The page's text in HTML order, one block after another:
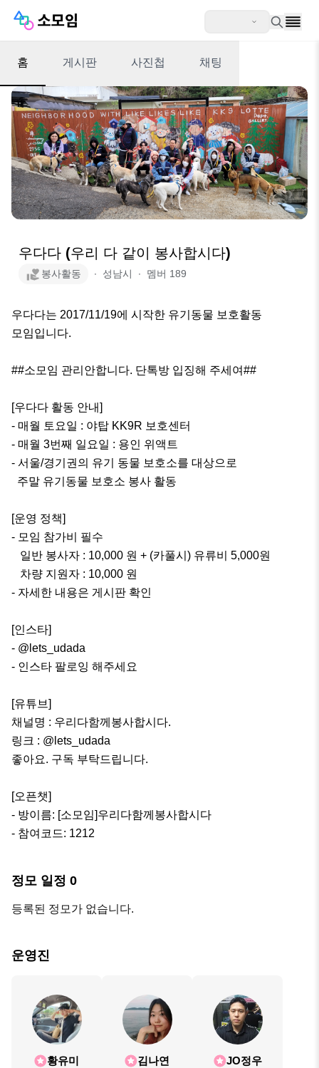
홈 게시판 사진첩 채팅
우다다 (우리 다 같이 봉사합시다)
봉사활동 ∙ 성남시 ∙ 멤버 189
우다다는 2017/11/19에 시작한 유기동물 보호활동
모임입니다.
##소모임 관리안합니다. 단톡방 입징해 주세여##
[우다다 활동 안내]
- 매월 토요일 : 야탑 KK9R 보호센터
- 매월 3번째 일요일 : 용인 위액트
- 서울/경기권의 유기 동물 보호소를 대상으로
[운영 정책]
- 모임 참가비 필수
- 자세한 내용은 게시판 확인
[인스타]
- @lets_udada
- 인스타 팔로잉 해주세요
[유튜브]
채널명 : 우리다함께봉사합시다.
링크 : @lets_udada
좋아요. 구독 부탁드립니다.
[오픈챗]
- 방이름: [소모임]우리다함께봉사합시다
- 참여코드: 1212
정모 일정 0
등록된 정모가 없습니다.
운영진
황유미 김나연 JO정우